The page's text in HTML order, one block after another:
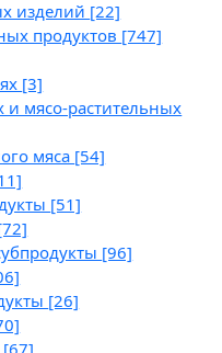
изделий [22]
продуктов [747]
[3]
мясо-растительных
мяса [54]
[51]
[96]
[26]